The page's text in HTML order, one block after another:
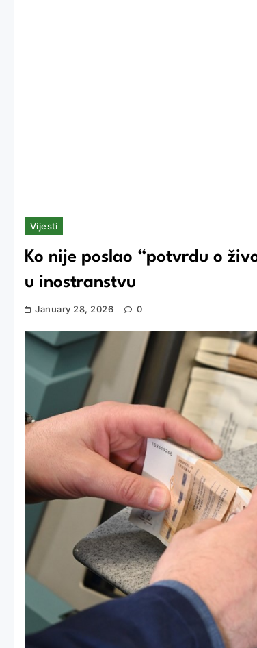
Vijesti
Ko nije poslao “potvrdu o
u inostranstvu
January 28, 2026 0